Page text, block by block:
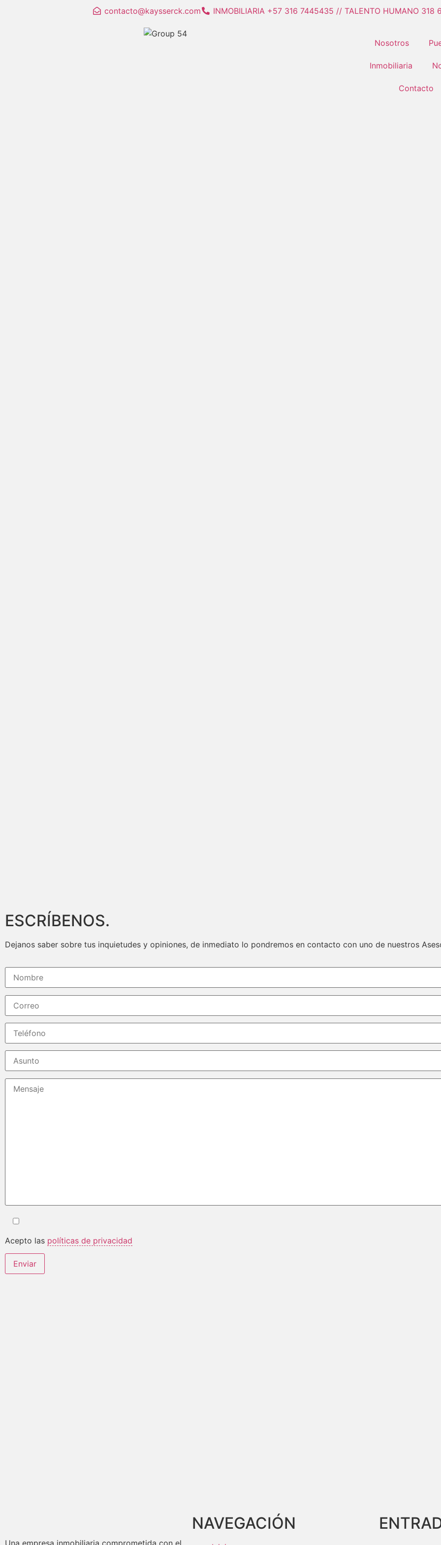
contacto@kaysserck.com INMOBILIARIA +57 316 7445435 // TALENTO HUMANO 318
Nosotros
Inmobiliaria
Contacto
ESCRÍBENOS.
Dejanos saber sobre tus inquietudes y opiniones, de inmediato lo pondremos en contacto con uno de nuestros
Acepto las políticas de privacidad
NAVEGACIÓN